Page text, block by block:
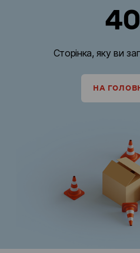
Сторінка, яку ви
НА